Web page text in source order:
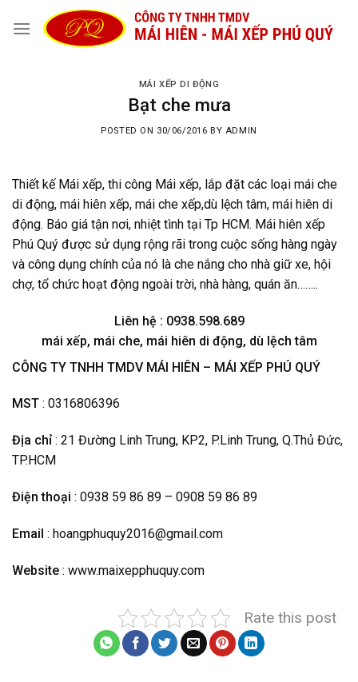
MÁI XẾP DI ĐỘNG
Bạt che mưa
POSTED ON 30/06/2016 BY ADMIN
Thiết kế Mái xếp, thi công Mái xếp, lắp đặt các loại mái che
di động, mái hiên xếp, mái che xếp,dù lệch tâm, mái hiên di
động. Báo giá tận nơi, nhiệt tình tại Tp HCM. Mái hiên xếp
Phú Quý được sử dụng rộng rãi trong cuộc sống hàng ngày
và công dụng chính của nó là che nắng cho nhà giữ xe, hội
chợ, tổ chức hoạt động ngoài trời, nhà hàng, quán ăn……..
Liên hệ : 0938.598.689
mái xếp, mái che, mái hiên di động, dù lệch tâm
CÔNG TY TNHH TMDV MÁI HIÊN – MÁI XẾP PHÚ QUÝ
MST : 0316806396
Địa chỉ : 21 Đường Linh Trung, KP2, P.Linh Trung, Q.Thủ Đức,
TP.HCM
Điện thoại : 0938 59 86 89 – 0908 59 86 89
Email : hoangphuquy2016@gmail.com
Website : www.maixepphuquy.com
Rate this post